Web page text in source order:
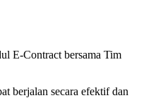
E-Contract bersama Tim
berjalan secara efektif dan